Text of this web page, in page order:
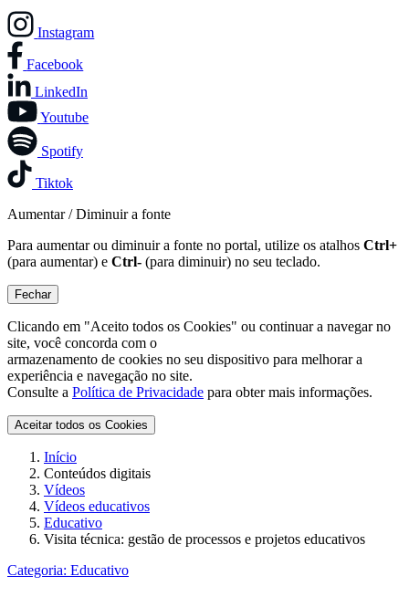
Instagram
Facebook
LinkedIn
Youtube
Spotify
Tiktok
Aumentar / Diminuir a fonte
Para aumentar ou diminuir a fonte no portal, utilize os atalhos Ctrl+
(para aumentar) e Ctrl- (para diminuir) no seu teclado.
Fechar
Clicando em "Aceito todos os Cookies" ou continuar a navegar no
site, você concorda com o
armazenamento de cookies no seu dispositivo para melhorar a
experiência e navegação no site.
Consulte a Política de Privacidade para obter mais informações.
Aceitar todos os Cookies
Início
Conteúdos digitais
Vídeos
Vídeos educativos
Educativo
Visita técnica: gestão de processos e projetos educativos
Categoria: Educativo